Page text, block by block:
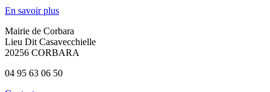
En savoir plus
Mairie de Corbara
Lieu Dit Casavecchielle
20256 CORBARA
04 95 63 06 50